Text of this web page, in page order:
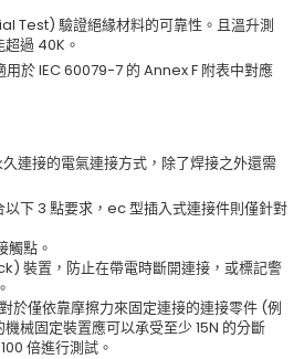
Test) 驗證絕緣材料的可靠性。且溫升測
過 40K。
於 IEC 60079-7 的 Annex F 附表中對應
接的電氣連接方式，除了焊接之外還需
下 3 點要求，ec 型插入式連接件則僅針對
觸點。
裝置，防止在帶電時斷開連接，或標記警
於僅依靠摩擦力來固定連接的連接零件 (例
械固定裝置應可以承受至少 15N 的分斷
倍進行測試。